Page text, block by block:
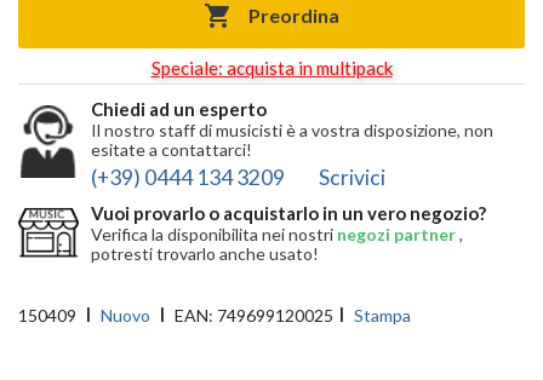
 Preordina
Speciale: acquista in multipack
Chiedi ad un esperto
Il nostro staff di musicisti è a vostra disposizione, non
esitate a contattarci!
(+39) 0444 134 3209 Scrivici
Vuoi provarlo o acquistarlo in un vero negozio?
Verifica la disponibilita nei nostri negozi partner,
potresti trovarlo anche usato!
150409 Nuovo EAN: 749699120025 Stampa